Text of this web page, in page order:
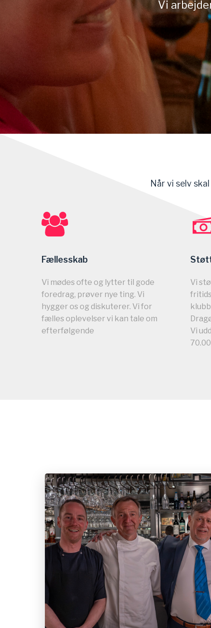
Vi
Når vi selv
Fællesskab
Vi mødes ofte og lytter til gode
foredrag, prøver nye ting. Vi
hygger os og diskuterer. Vi for
fælles oplevelser vi kan tale om
efterfølgende
Vi
Vi